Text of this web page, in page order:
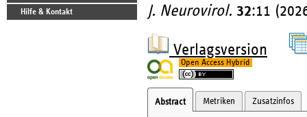
Hilfe & Kontakt
J. Neurovirol. 32:11
Verlagsversion
Open Access Hybrid
Abstract Metriken Zusatzinfos